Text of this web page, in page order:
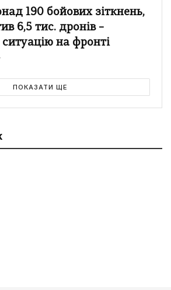
190 бойових зіткнень,
6,5 тис. дронів –
на фронті
ПОКАЗАТИ ЩЕ